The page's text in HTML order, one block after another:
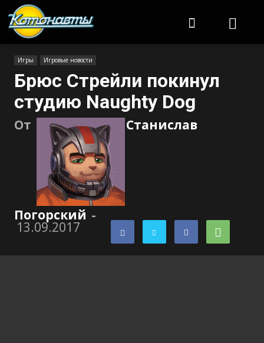
Игры Игровые новости
Брюс Стрейли покинул
студию Naughty Dog
От Станислав
Погорский -
13.09.2017